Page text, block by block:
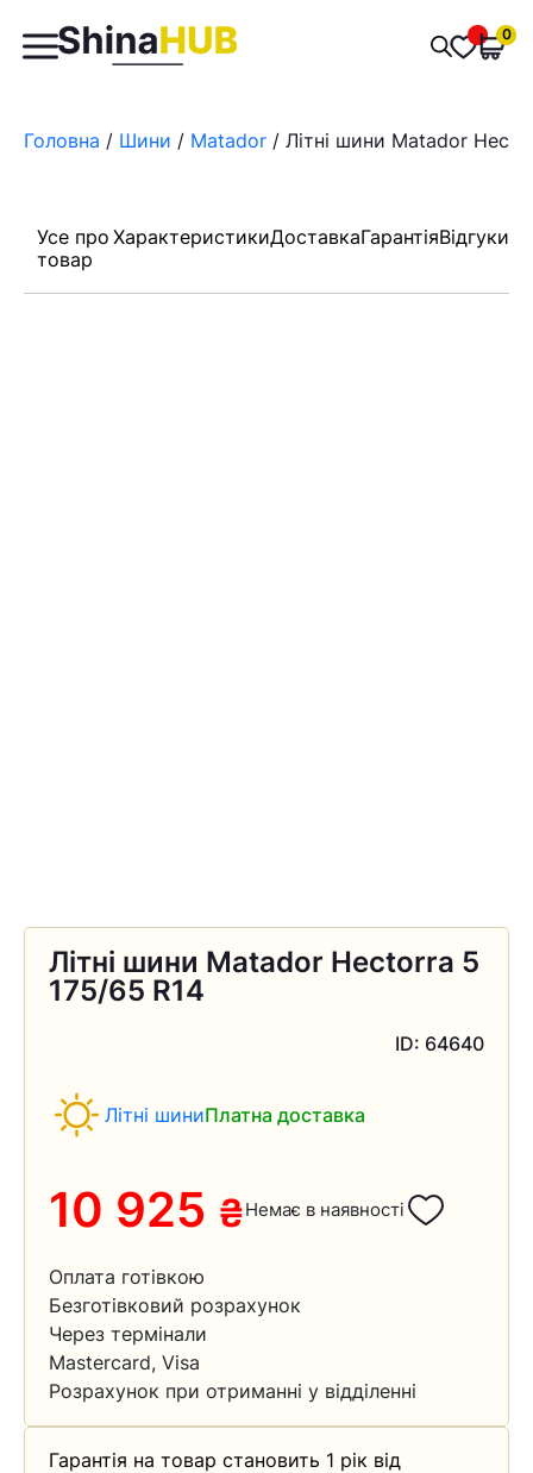
Пошук
товарів
0
Головна / Шини / Matador / Літні шини Matador
Усе про
товар
ХарактеристикиДоставкаГарантіяВідгуки
Літні шини Matador Hectorra 5
175/65 R14
ID: 64640
Літні шиниПлатна доставка
10 925 ₴Немає в наявності
Оплата готівкою
Безготівковий розрахунок
Через термінали
Mastercard, Visa
Розрахунок при отриманні у відділенні
Гарантія на товар становить 1 рік від